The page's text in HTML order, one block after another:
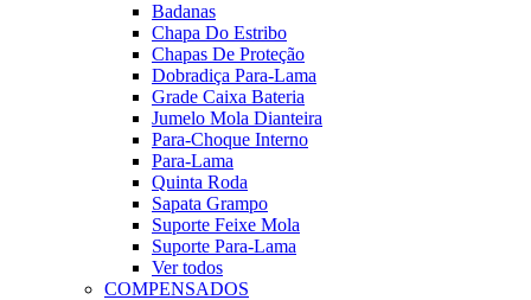
Badanas
Chapa Do Estribo
Chapas De Proteção
Dobradiça Para-Lama
Grade Caixa Bateria
Jumelo Mola Dianteira
Para-Choque Interno
Para-Lama
Quinta Roda
Sapata Grampo
Suporte Feixe Mola
Suporte Para-Lama
Ver todos
COMPENSADOS